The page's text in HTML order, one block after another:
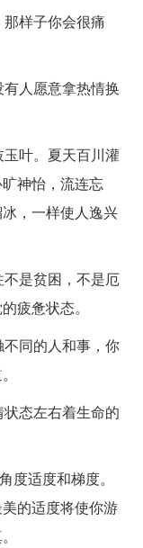
样子你会很痛
人愿意拿热情换
叶。夏天百川灌
神怡，流连忘
，一样使人逸兴
是贫困，不是厄
疲惫状态。
同的人和事，你
态左右着生命的
度适度和梯度。
的适度将使你游